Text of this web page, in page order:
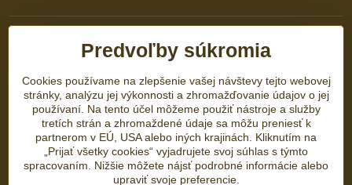
Predvoľby súkromia
Cookies používame na zlepšenie vašej návštevy tejto webovej
stránky, analýzu jej výkonnosti a zhromažďovanie údajov o jej
používaní. Na tento účel môžeme použiť nástroje a služby
tretích strán a zhromaždené údaje sa môžu preniesť k
partnerom v EÚ, USA alebo iných krajinách. Kliknutím na
„Prijať všetky cookies“ vyjadrujete svoj súhlas s týmto
spracovaním. Nižšie môžete nájsť podrobné informácie alebo
upraviť svoje preferencie.